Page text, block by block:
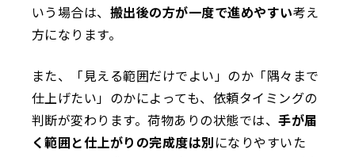
いう場合は、 搬出後の方が一度で進めやすい考え
方になります。
また、「見える範囲だけでよい」のか「隅々まで
仕上げたい」のかによっても、依頼タイミングの
判断が変わります。荷物ありの状態では、手が届
く範囲と仕上がりの完成度は別になりやすいた